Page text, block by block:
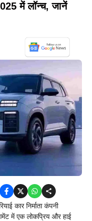
में लॉन्च, जानें
कार निर्माता कंपनी
में एक लोकप्रिय और हाई